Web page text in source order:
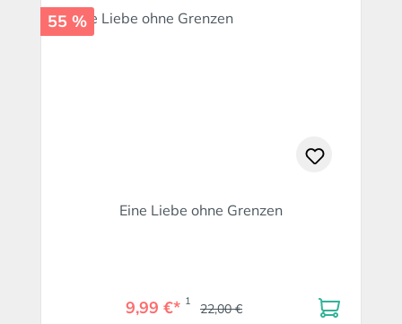
55 %
Eine Liebe ohne Grenzen
9,99 €* 1 22,00 €